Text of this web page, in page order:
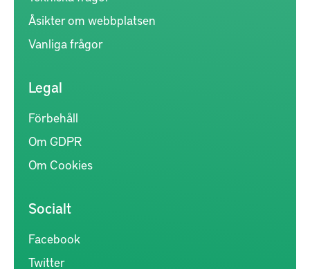
Åsikter om webbplatsen
Vanliga frågor
Legal
Förbehåll
Om GDPR
Om Cookies
Socialt
Facebook
Twitter